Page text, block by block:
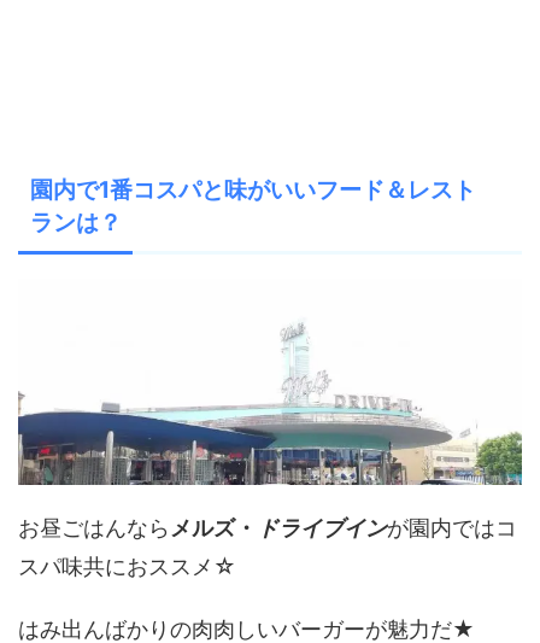
園内で1番コスパと味がいいフード＆レスト
ランは？
お昼ごはんなら メルズ・ ドライブインが園内ではコ
スパ味共におススメ☆
はみ出んばかりの肉肉しいバーガーが魅力だ★